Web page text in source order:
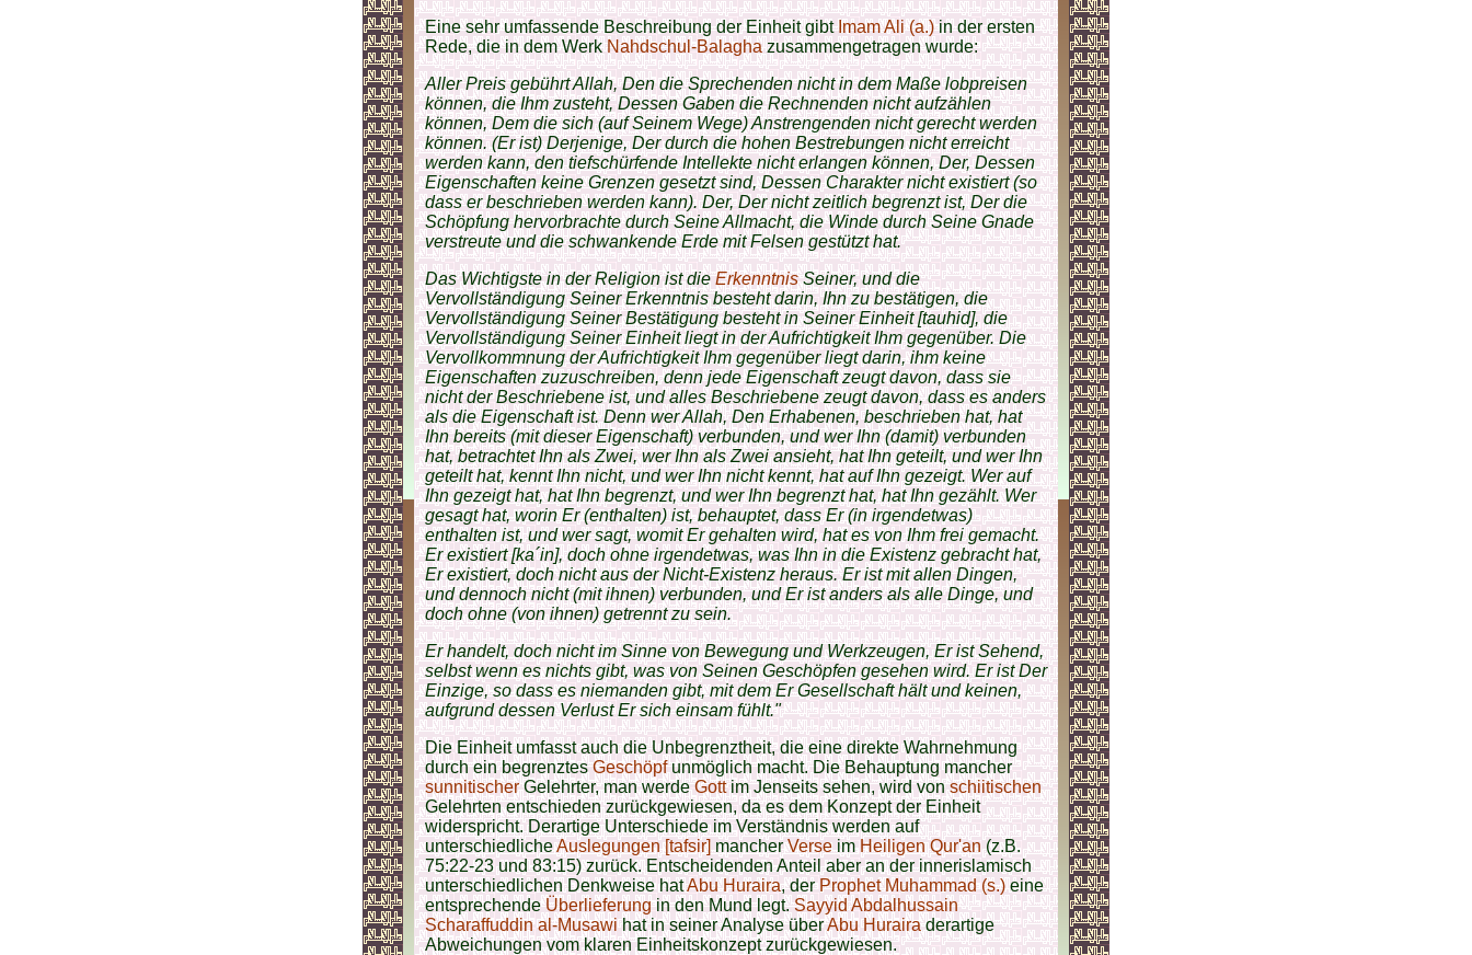
Eine sehr umfassende Beschreibung der Einheit gibtImam Ali (a.)in der ersten
Rede, die in dem WerkNahdschul-Balaghazusammengetragen wurde:
Aller Preis gebührt Allah, Den die Sprechenden nicht in dem Maße lobpreisen
können, die Ihm zusteht, Dessen Gaben die Rechnenden nicht aufzählen
können, Dem die sich (auf Seinem Wege) Anstrengenden nicht gerecht werden
können. (Er ist) Derjenige, Der durch die hohen Bestrebungen nicht erreicht
werden kann, den tiefschürfende Intellekte nicht erlangen können, Der, Dessen
Eigenschaften keine Grenzen gesetzt sind, Dessen Charakter nicht existiert (so
dass er beschrieben werden kann). Der, Der nicht zeitlich begrenzt ist, Der die
Schöpfung hervorbrachte durch Seine Allmacht, die Winde durch Seine Gnade
verstreute und die schwankende Erde mit Felsen gestützt hat.
Das Wichtigste in der Religion ist dieErkenntnisSeiner, und die
Vervollständigung Seiner Erkenntnis besteht darin, Ihn zu bestätigen, die
Vervollständigung Seiner Bestätigung besteht in Seiner Einheit [tauhid], die
Vervollständigung Seiner Einheit liegt in der Aufrichtigkeit Ihm gegenüber. Die
Vervollkommnung der Aufrichtigkeit Ihm gegenüber liegt darin, ihm keine
Eigenschaften zuzuschreiben, denn jede Eigenschaft zeugt davon, dass sie
nicht der Beschriebene ist, und alles Beschriebene zeugt davon, dass es anders
als die Eigenschaft ist. Denn wer Allah, Den Erhabenen, beschrieben hat, hat
Ihn bereits (mit dieser Eigenschaft) verbunden, und wer Ihn (damit) verbunden
hat, betrachtet Ihn als Zwei, wer Ihn als Zwei ansieht, hat Ihn geteilt, und wer Ihn
geteilt hat, kennt Ihn nicht, und wer Ihn nicht kennt, hat auf Ihn gezeigt. Wer auf
Ihn gezeigt hat, hat Ihn begrenzt, und wer Ihn begrenzt hat, hat Ihn gezählt. Wer
gesagt hat, worin Er (enthalten) ist, behauptet, dass Er (in irgendetwas)
enthalten ist, und wer sagt, womit Er gehalten wird, hat es von Ihm frei gemacht.
Er existiert [ka´in], doch ohne irgendetwas, was Ihn in die Existenz gebracht hat,
Er existiert, doch nicht aus der Nicht-Existenz heraus. Er ist mit allen Dingen,
und dennoch nicht (mit ihnen) verbunden, und Er ist anders als alle Dinge, und
doch ohne (von ihnen) getrennt zu sein.
Er handelt, doch nicht im Sinne von Bewegung und Werkzeugen, Er ist Sehend,
selbst wenn es nichts gibt, was von Seinen Geschöpfen gesehen wird. Er ist Der
Einzige, so dass es niemanden gibt, mit dem Er Gesellschaft hält und keinen,
aufgrund dessen Verlust Er sich einsam fühlt."
Die Einheit umfasst auch die Unbegrenztheit, die eine direkte Wahrnehmung
durch ein begrenztesGeschöpfunmöglich macht. Die Behauptung mancher
sunnitischerGelehrter, man werdeGottim Jenseits sehen, wird vonschiitischen
Gelehrten entschieden zurückgewiesen, da es dem Konzept der Einheit
widerspricht. Derartige Unterschiede im Verständnis werden auf
unterschiedlicheAuslegungen [tafsir]mancherVerseimHeiligen Qur'an(z.B.
75:22-23 und 83:15) zurück. Entscheidenden Anteil aber an der innerislamisch
unterschiedlichen Denkweise hatAbu Huraira, derProphet Muhammad (s.)eine
entsprechendeÜberlieferungin den Mund legt.Sayyid Abdalhussain
Scharaffuddin al-Musawihat in seiner Analyse überAbu Hurairaderartige
Abweichungen vom klaren Einheitskonzept zurückgewiesen.